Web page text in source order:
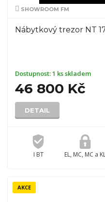
SHOWROOM FM
Nábytkový trezor NT
Dostupnost:1 ks skladem
46 800 Kč
DETAIL
I BT EL, MC, MC a
AKCE